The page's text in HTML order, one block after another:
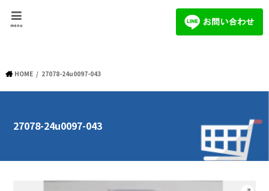
menu
HOME 27078-24u0097-043
27078-24u0097-043